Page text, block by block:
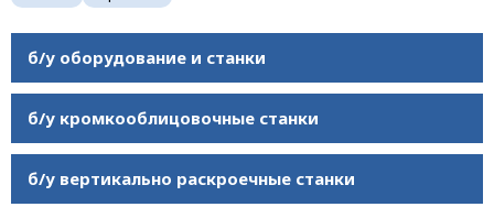
б/у оборудование и станки
б/у кромкооблицовочные станки
б/у вертикально раскроечные станки